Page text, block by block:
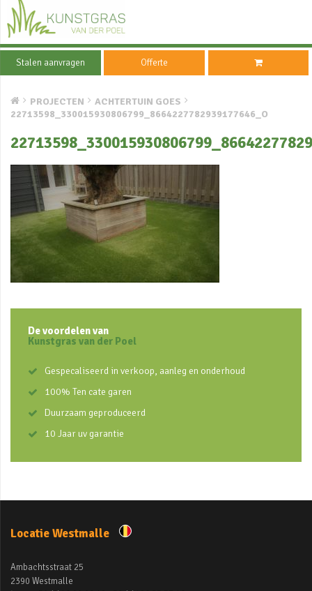
Stalen aanvragen Offerte
PROJECTEN
ACHTERTUIN GOES
22713598_330015930806799_8664227782939177646_O
De voordelen van
Kunstgras van der Poel
Gespecaliseerd in verkoop, aanleg en onderhoud
100% Ten cate garen
Duurzaam geproduceerd
10 Jaar uv garantie
Locatie Westmalle
Ambachtsstraat 25
2390 Westmalle